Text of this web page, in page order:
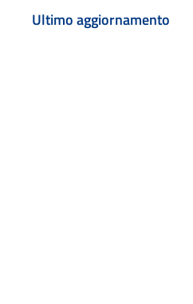
Ultimo aggiornamento